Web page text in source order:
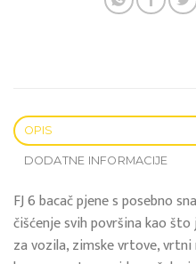
OPIS
DODATNE INFORMACIJE
FJ 6 bacač pjene s posebno
čišćenje svih površina kao što
za vozila, zimske vrtove,